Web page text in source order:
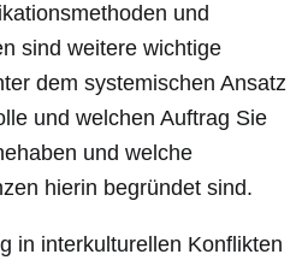
und
sind weitere wichtige
dem systemischen Ansatz
und welchen Auftrag Sie
und welche
hierin begründet sind.
in interkulturellen Konflikten